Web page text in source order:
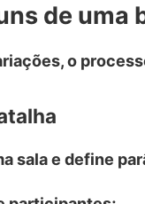
de uma
o
sala e define